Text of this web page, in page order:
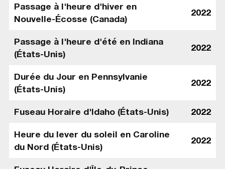
Passage à l'heure d'hiver en
Nouvelle-Écosse (Canada)
2022
Passage à l'heure d'été en Indiana
(États-Unis)
2022
Durée du Jour en Pennsylvanie
(États-Unis)
2022
Fuseau Horaire d'Idaho (États-Unis) 2022
Heure du lever du soleil en Caroline
du Nord (États-Unis)
2022